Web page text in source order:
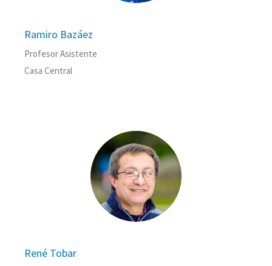
Ramiro Bazáez
Profesor Asistente
Casa Central
René Tobar